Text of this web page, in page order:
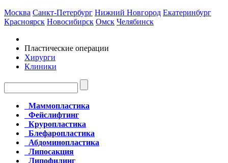
Москва Санкт-Петербург Нижний Новгород Екатеринбург
Красноярск Новосибирск Омск Челябинск
Пластические операции
Хирурги
Клиники
Маммопластика
Фейслифтинг
Круропластика
Блефаропластика
Абдоминопластика
Липосакция
Липофилинг